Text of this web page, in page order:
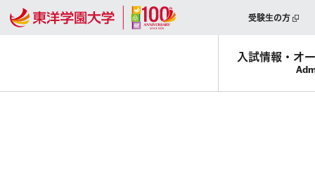
受験生の方
入試情報・ オ